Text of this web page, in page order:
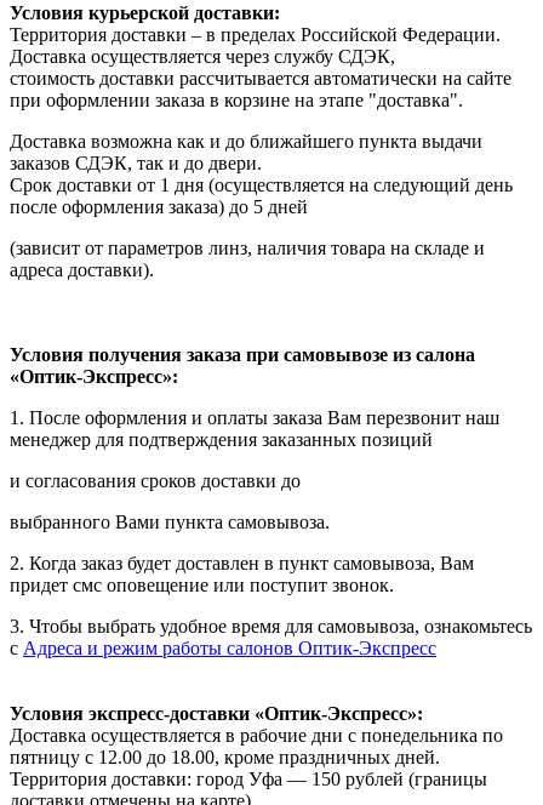
Условия курьерской доставки:
Территория доставки – в пределах Российской Федерации.
Доставка осуществляется через службу СДЭК,
стоимость доставки рассчитывается автоматически на сайте
при оформлении заказа в корзине на этапе "доставка".
Доставка возможна как и до ближайшего пункта выдачи
заказов СДЭК, так и до двери.
Срок доставки от 1 дня (осуществляется на следующий день
после оформления заказа) до 5 дней
(зависит от параметров линз, наличия товара на складе и
адреса доставки).
Условия получения заказа при самовывозе из салона
«Оптик-Экспресс»:
1. После оформления и оплаты заказа Вам перезвонит наш
менеджер для подтверждения заказанных позиций
и согласования сроков доставки до
выбранного Вами пункта самовывоза.
2. Когда заказ будет доставлен в пункт самовывоза, Вам
придет смс оповещение или поступит звонок.
3. Чтобы выбрать удобное время для самовывоза, ознакомьтесь
с Адреса и режим работы салонов Оптик-Экспресс
Условия экспресс-доставки «Оптик-Экспресс»:
Доставка осуществляется в рабочие дни с понедельника по
пятницу с 12.00 до 18.00, кроме праздничных дней.
Территория доставки: город Уфа — 150 рублей (границы
доставки отмечены на карте).